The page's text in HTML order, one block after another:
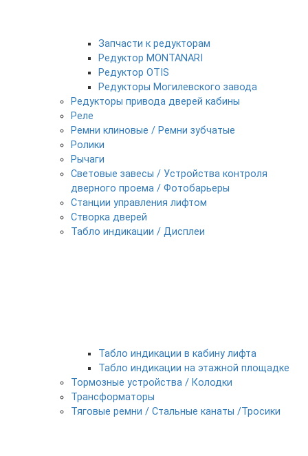
Запчасти к редукторам
Редуктор MONTANARI
Редуктор OTIS
Редукторы Могилевского завода
Редукторы привода дверей кабины
Реле
Ремни клиновые / Ремни зубчатые
Ролики
Рычаги
Световые завесы / Устройства контроля
дверного проема / Фотобарьеры
Станции управления лифтом
Створка дверей
Табло индикации / Дисплеи
Табло индикации в кабину лифта
Табло индикации на этажной площадке
Тормозные устройства / Колодки
Трансформаторы
Тяговые ремни / Стальные канаты /Тросики